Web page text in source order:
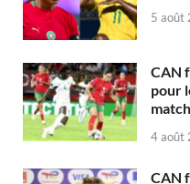
5 août
CAN
pour
4 août
CAN